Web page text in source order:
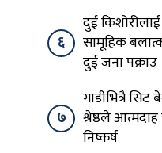
६
दुई
सामूहिक
दुई जना पक्राउ
७
गाडीभित्रै
श्रेष्ठले
निष्कर्ष